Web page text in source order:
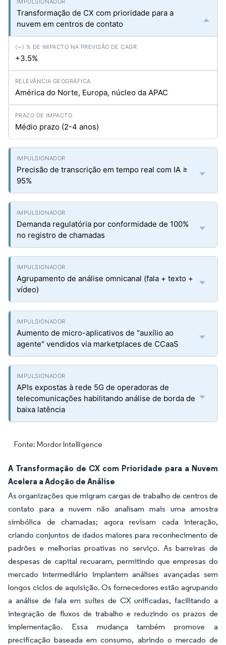
Transformação de CX com prioridade para a
nuvem em centros de contato
+3.5%
América do Norte, Europa, núcleo da APAC
Médio prazo (2-4 anos)
Precisão de transcrição em tempo real com IA ≥
95%
Demanda regulatória por conformidade de 100%
no registro de chamadas
Agrupamento de análise omnicanal (fala + texto +
vídeo)
Aumento de micro-aplicativos de "auxílio ao
agente" vendidos via marketplaces de CCaaS
APIs expostas à rede 5G de operadoras de
telecomunicações habilitando análise de borda de
baixa latência
Fonte: Mordor Intelligence
A Transformação de CX com Prioridade para a Nuvem
Acelera a Adoção de Análise
As organizações que migram cargas de trabalho de centros de
contato para a nuvem não analisam mais uma amostra
simbólica de chamadas; agora revisam cada interação,
criando conjuntos de dados maiores para reconhecimento de
padrões e melhorias proativas no serviço. As barreiras de
despesas de capital recuaram, permitindo que empresas do
mercado intermediário implantem análises avançadas sem
longos ciclos de aquisição. Os fornecedores estão agrupando
a análise de fala em suítes de CX unificadas, facilitando a
integração de fluxos de trabalho e reduzindo os prazos de
implementação. Essa mudança também promove a
precificação baseada em consumo, abrindo o mercado de